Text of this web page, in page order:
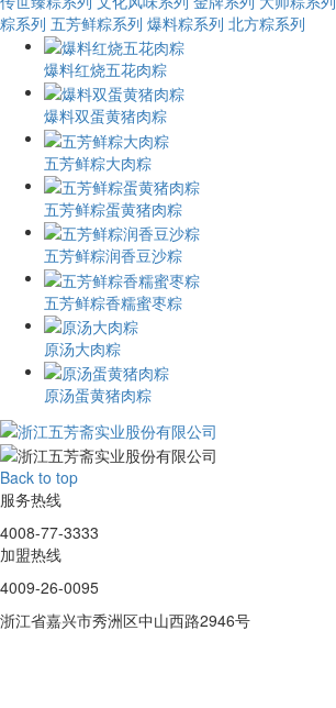
粽系列 五芳鲜粽系列 爆料粽系列 北方粽系列
爆料红烧五花肉粽
爆料双蛋黄猪肉粽
五芳鲜粽大肉粽
五芳鲜粽蛋黄猪肉粽
五芳鲜粽润香豆沙粽
五芳鲜粽香糯蜜枣粽
原汤大肉粽
原汤蛋黄猪肉粽
Back to top
服务热线
4008-77-3333
加盟热线
4009-26-0095
浙江省嘉兴市秀洲区中山西路2946号